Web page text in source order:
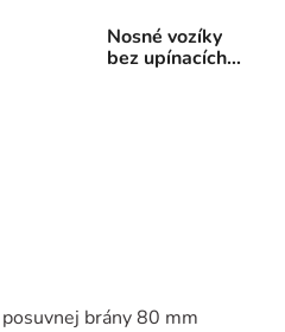
Nosné vozíky
bez upínacích
brány 80 mm